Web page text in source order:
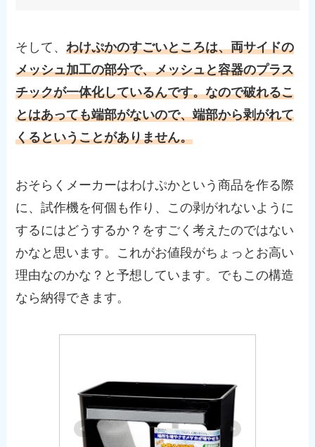
そして、わけぷかのすごいところは、両サイドの
メッシュ加工の部分で、メッシュと容器のプラス
チックが一体化しているんです。なので破れるこ
とはあっても端部がないので、端部から剥がれて
くるということがありません。
おそらくメーカーはわけぷかという商品を作る際
に、試作機を何個も作り、この剥がれないように
するにはどうするか？をすごく考えたのではない
かなと思います。これがお値段がちょっとお高い
理由なのかな？と予想しています。でもこの構造
なら納得できます。